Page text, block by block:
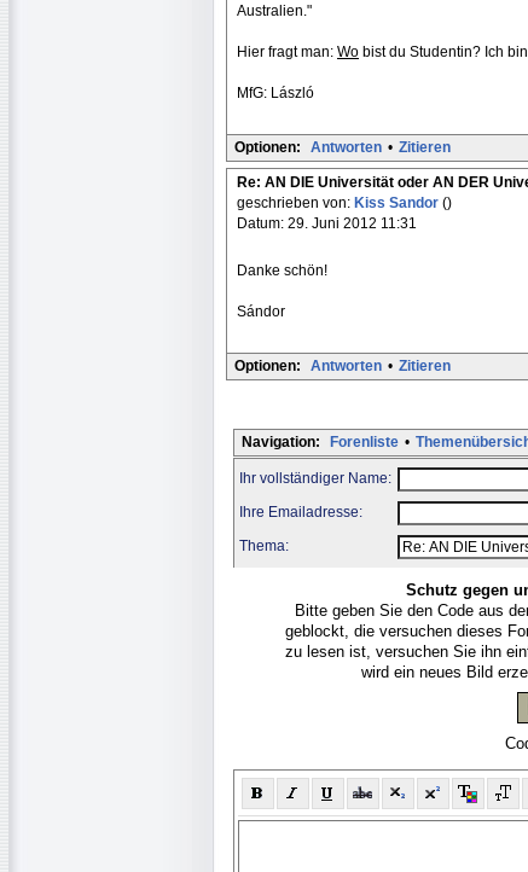
Australien."
Hier fragt man: Wo bist du Studentin? Ich bin
MfG: László
Optionen: Antworten • Zitieren
Re: AN DIE Universität oder AN DER
geschrieben von: Kiss Sandor ()
Datum: 29. Juni 2012 11:31
Danke schön!
Sándor
Optionen: Antworten • Zitieren
Navigation: Forenliste •
Ihr vollständiger Name:
Ihre Emailadresse:
Thema:
Schutz gegen
Bitte geben Sie den Code aus
geblockt, die versuchen dieses
zu lesen ist, versuchen Sie ihn
wird ein neues Bild